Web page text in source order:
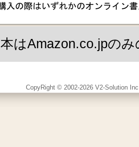
はAmazon.co.jpの
CopyRight © 2002-2026 V2-Solution